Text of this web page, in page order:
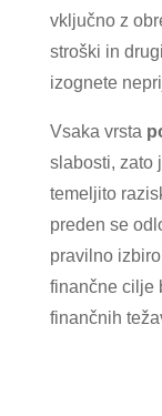
vključno z
stroški in
izognete
Vsaka vrsta
slabosti, zato
temeljito
preden se
pravilno
finančne cilje
finančnih